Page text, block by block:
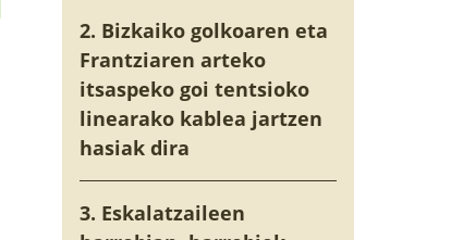
2. Bizkaiko golkoaren eta
Frantziaren arteko
itsaspeko goi tentsioko
linearako kablea jartzen
hasiak dira
3. Eskalatzaileen